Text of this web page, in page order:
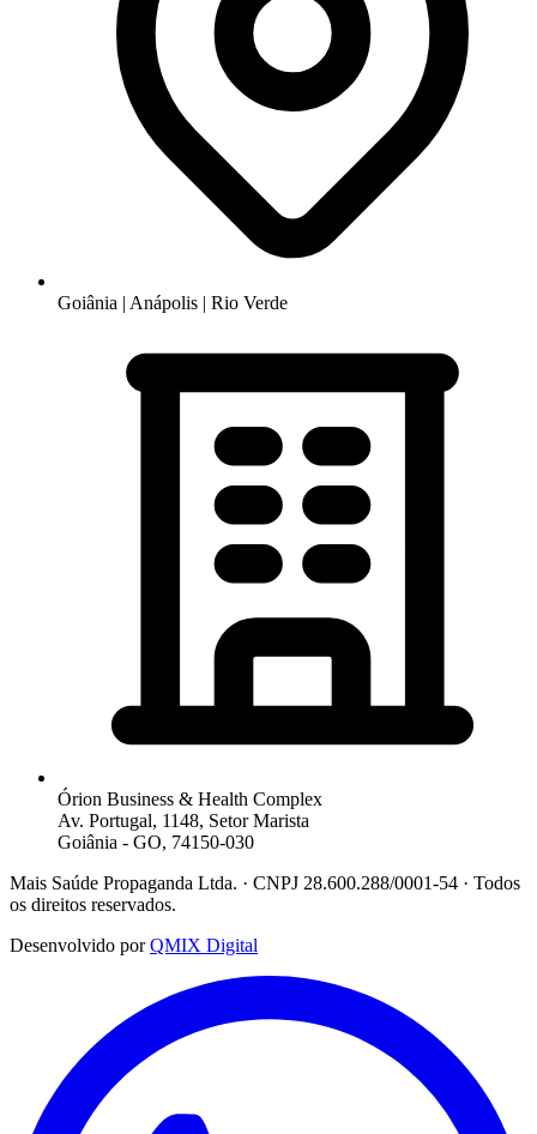
Goiânia | Anápolis | Rio Verde
Órion Business & Health Complex
Av. Portugal, 1148, Setor Marista
Goiânia - GO, 74150-030
Mais Saúde Propaganda Ltda. · CNPJ 28.600.288/0001-54 · Todos
os direitos reservados.
Desenvolvido por QMIX Digital